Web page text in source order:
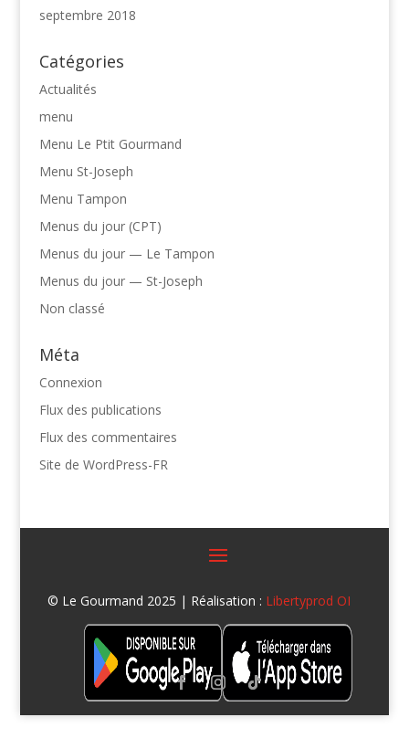
septembre 2018
Catégories
Actualités
menu
Menu Le Ptit Gourmand
Menu St-Joseph
Menu Tampon
Menus du jour (CPT)
Menus du jour — Le Tampon
Menus du jour — St-Joseph
Non classé
Méta
Connexion
Flux des publications
Flux des commentaires
Site de WordPress-FR
© Le Gourmand 2025 | Réalisation : Libertyprod OI